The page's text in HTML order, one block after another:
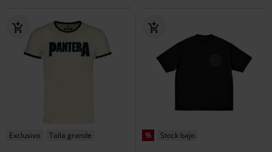
Exclusivo Talla grande % Stock bajo